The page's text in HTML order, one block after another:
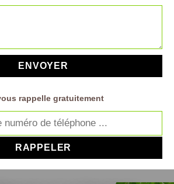
rappelle gratuitement